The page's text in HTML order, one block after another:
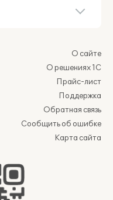
О сайте
О решениях 1С
Прайс-лист
Поддержка
Обратная связь
Сообщить об ошибке
Карта сайта